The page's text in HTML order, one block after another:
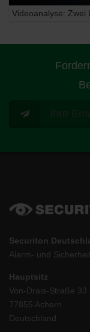
Videoanalyse: Zwei
Securiton
Alarm- und
Hauptsitz
Von-Drais-Straße 33
77855 Achern
Deutschland